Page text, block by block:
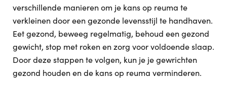
verschillende manieren om je kans op reuma te
verkleinen door een gezonde levensstijl te handhaven.
Eet gezond, beweeg regelmatig, behoud een gezond
gewicht, stop met roken en zorg voor voldoende slaap.
Door deze stappen te volgen, kun je je gewrichten
gezond houden en de kans op reuma verminderen.